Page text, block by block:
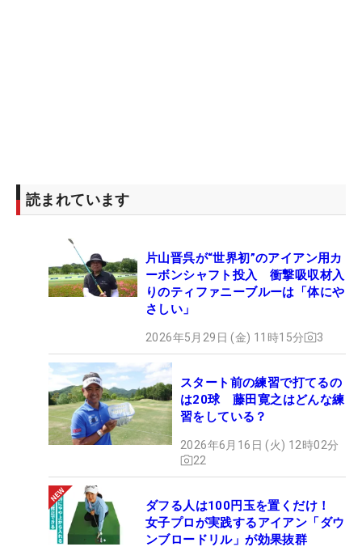
読まれています
片山晋呉が“世界初”のアイアン用カ
ーボンシャフト投入 衝撃吸収材入
りのティファニーブルーは「体にや
さしい」
2026年5月29日 (金) 11時15分 3
スタート前の練習で打てるの
は20球 藤田寛之はどんな練
習をしている？
2026年6月16日 (火) 12時02分
22
ダフる人は100円玉を置くだけ！
女子プロが実践するアイアン「ダウ
ンブロードリル」が効果抜群